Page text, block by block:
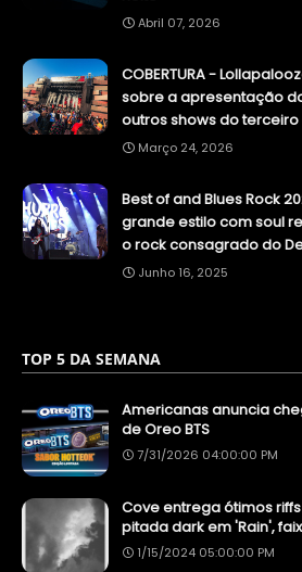
Abril 07, 2026
COBERTURA -
sobre a apresentação
outros shows do
Março 24, 2026
Best of and Blues Rock
grande estilo com soul
o rock consagrado do
Junho 16, 2025
TOP 5 DA SEMANA
Americanas anuncia
de Oreo BTS
7/31/2026 04:00:00 PM
Cove entrega ótimos
pitada dark em 'Rain',
1/15/2024 05:00:00 PM